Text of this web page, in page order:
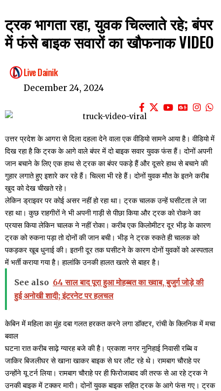
ट्रक भागता रहा, युवक चिल्लाते रहे; बंपर
में फंसे बाइक सवारों का खौफनाक VIDEO
Live Dainik
December 24, 2024
उत्तर प्रदेश के आगरा से दिला दहला देने वाला एक वीडियो सामने आया है। वीडियो में
दिख रहा है कि ट्रक के आगे वाले बंपर में दो बाइक सवार युवक फंस हैं। दोनों अपनी
जान बचाने के लिए एक हाथ से ट्रक का बंपर पकड़े हैं और दूसरे हाथ से बचाने की
गुहार लगाते हुए इशारे कर रहे हैं। चिल्ला भी रहे हैं। दोनों युवक मौत के इतने करीब
खुद को देख चीखते रहे।
लेकिन ड्राइवर पर कोई असर नहीं हो रहा था। ट्रक चालक उन्हें घसीटता ले जा
रहा था। कुछ राहगीरों ने भी अपनी गाड़ी से पीछा किया और ट्रक को रोकने का
प्रयास किया लेकिन चालक ने नहीं रोका। करीब एक किलोमीटर दूर भीड़ के कारण
ट्रक को रुकना पड़ा तो दोनों की जान बची। भीड़ ने ट्रक रुकते ही चालक को
पकड़कर खूब धुनाई की। इतनी दूर तक घसीटने के कारण दोनों युवकों को अस्पताल
में भर्ती कराया गया है। हालांकि उनकी हालत खतरे से बाहर है।
See also 64 साल बाद पूरा हुआ मोहब्बत का ख्वाब, बुजुर्ग जोड़े की
हुई अनोखी शादी; इंटरनेट पर हलचल
केबिन में महिला का मुंह दबा गलत हरकत करने लगा डॉक्टर, रांची के क्लिनिक में मचा
बवाल
घटना रात करीब साढ़े ग्यारह बजे की है। प्रकाश नगर नुनिहाई निवासी रब्बि व
जाकिर बिजलीघर से खाना खाकर बाइक से घर लौट रहे थे। रामबाग चौराहे पर
उन्होंने यू टर्न लिया। रामबाग चौराहे पर ही फिरोजाबाद की तरफ से आ रहे ट्रक ने
उनकी बाइक में टक्कर मारी। दोनों युवक बाइक सहित ट्रक के आगे फंस गए। ट्रक